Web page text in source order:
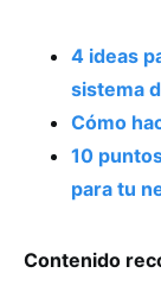
4 ideas
sistema
Cómo
10
para tu
Contenido